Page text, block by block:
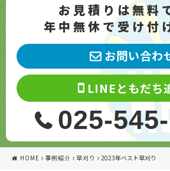
お見積りは無料
年中無休で受け付
お問い合わ
LINEともだち
025-
HOME 事例紹介 草刈り 2023年ベスト草刈り